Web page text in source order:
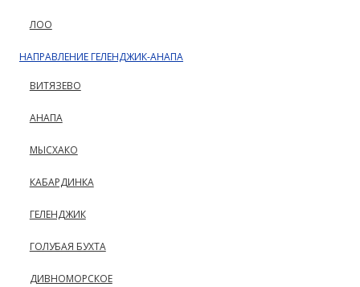
ЛОО
НАПРАВЛЕНИЕ ГЕЛЕНДЖИК-АНАПА
ВИТЯЗЕВО
АНАПА
МЫСХАКО
КАБАРДИНКА
ГЕЛЕНДЖИК
ГОЛУБАЯ БУХТА
ДИВНОМОРСКОЕ